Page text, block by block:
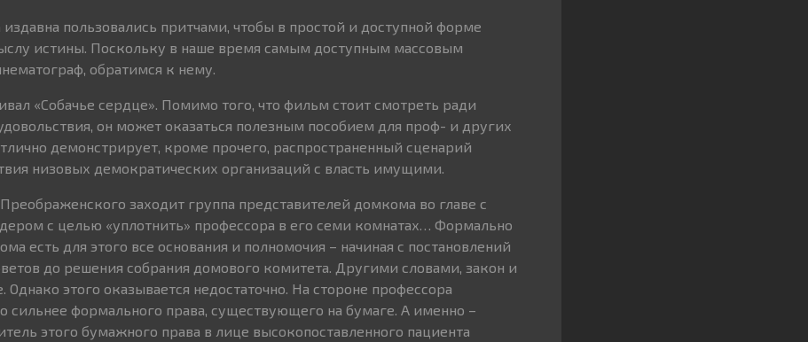
издавна пользовались притчами, чтобы в простой и доступной форме
истины. Поскольку в наше время самым доступным массовым
обратимся к нему.
«Собачье сердце». Помимо того, что фильм стоит смотреть ради
он может оказаться полезным пособием для проф- и других
демонстрирует, кроме прочего, распространенный сценарий
низовых демократических организаций с власть имущими.
заходит группа представителей домкома во главе с
с целью «уплотнить» профессора в его семи комнатах… Формально
есть для этого все основания и полномочия – начиная с постановлений
до решения собрания домового комитета. Другими словами, закон и
Однако этого оказывается недостаточно. На стороне профессора
сильнее формального права, существующего на бумаге. А именно –
этого бумажного права в лице высокопоставленного пациента